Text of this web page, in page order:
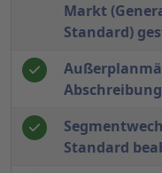
Markt
Standard)
Standard